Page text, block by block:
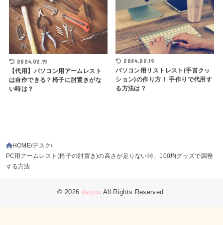
2024.02.19
【代用】パソコン用アームレスト
は自作できる？椅子に肘置きがな
い時は？
2024.02.19
パソコン用リストレスト(手首クッ
ション)の作り方！ 手作りで代用す
る方法は？
HOME デスク
PC用アームレスト(椅子の肘置き)の高さが足りない時、100均グッズで調整
する方法
© 2026 daiyou All Rights Reserved.